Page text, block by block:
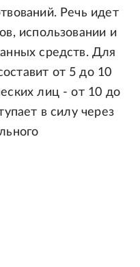
Речь идет
использовании и
средств. Для
от 5 до 10
лиц - от 10 до
в силу через